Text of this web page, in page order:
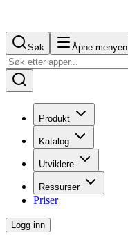
Søk Åpne menyen
Produkt
Katalog
Utviklere
Ressurser
Priser
Logg inn